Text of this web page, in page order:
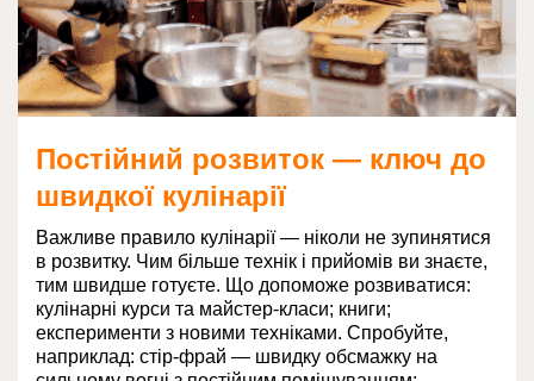
Постійний розвиток — ключ до
швидкої кулінарії
Важливе правило кулінарії — ніколи не зупинятися
в розвитку. Чим більше технік і прийомів ви знаєте,
тим швидше готуєте. Що допоможе розвиватися:
кулінарні курси та майстер-класи; книги;
експерименти з новими техніками. Спробуйте,
наприклад: стір-фрай — швидку обсмажку на